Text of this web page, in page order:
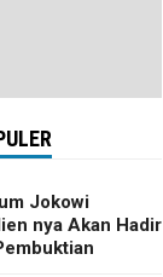
Jokowi
nya Akan Hadir